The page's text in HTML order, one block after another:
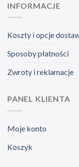
INFORMACJE
Koszty i opcje
Sposoby płatności
Zwroty i reklamacje
PANEL KLIENTA
Moje konto
Koszyk